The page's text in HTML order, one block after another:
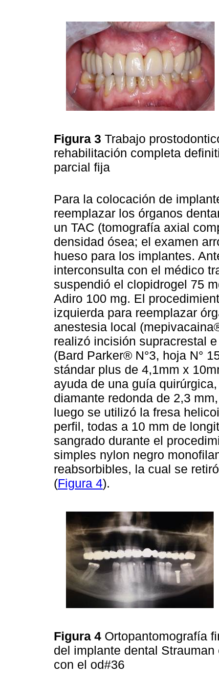
Figura 3 Trabajo
rehabilitación completa
parcial fija
Para la colocación de
reemplazar los órganos
un TAC (tomografía axial
densidad ósea; el examen
hueso para los implantes.
interconsulta con el médico
suspendió el clopidrogel 75
Adiro 100 mg. El
izquierda para reemplazar
anestesia local
realizó incisión supracrestal
(Bard Parker® N°3, hoja N°
stándar plus de 4,1mm x
ayuda de una guía
diamante redonda de 2,3
luego se utilizó la fresa
perfil, todas a 10 mm de
sangrado durante el
simples nylon negro
reabsorbibles, la cual se
(Figura 4).
Figura 4 Ortopantomografía
del implante dental
con el od#36